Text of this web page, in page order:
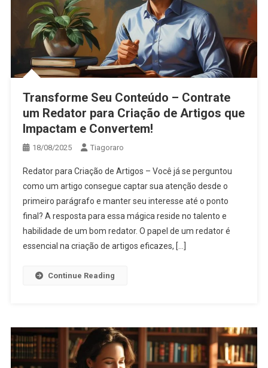
Transforme Seu Conteúdo – Contrate
um Redator para Criação de Artigos que
Impactam e Convertem!
18/08/2025 Tiagoraro
Redator para Criação de Artigos – Você já se perguntou
como um artigo consegue captar sua atenção desde o
primeiro parágrafo e manter seu interesse até o ponto
final? A resposta para essa mágica reside no talento e
habilidade de um bom redator. O papel de um redator é
essencial na criação de artigos eficazes, […]
Continue Reading